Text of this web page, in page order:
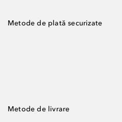
Metode de plată securizate
Metode de livrare